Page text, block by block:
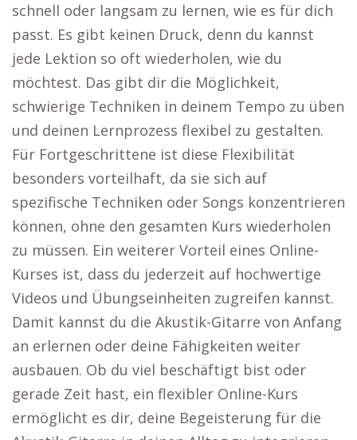
schnell oder langsam zu lernen, wie es für dich
passt. Es gibt keinen Druck, denn du kannst
jede Lektion so oft wiederholen, wie du
möchtest. Das gibt dir die Möglichkeit,
schwierige Techniken in deinem Tempo zu üben
und deinen Lernprozess flexibel zu gestalten.
Für Fortgeschrittene ist diese Flexibilität
besonders vorteilhaft, da sie sich auf
spezifische Techniken oder Songs konzentrieren
können, ohne den gesamten Kurs wiederholen
zu müssen. Ein weiterer Vorteil eines Online-
Kurses ist, dass du jederzeit auf hochwertige
Videos und Übungseinheiten zugreifen kannst.
Damit kannst du die Akustik-Gitarre von Anfang
an erlernen oder deine Fähigkeiten weiter
ausbauen. Ob du viel beschäftigt bist oder
gerade Zeit hast, ein flexibler Online-Kurs
ermöglicht es dir, deine Begeisterung für die